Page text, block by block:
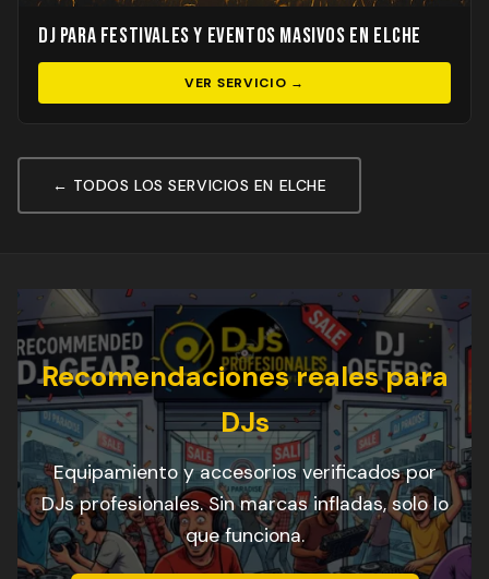
DJ para Festivales y Eventos Masivos en Elche
VER SERVICIO →
← TODOS LOS SERVICIOS EN ELCHE
Recomendaciones reales para
DJs
Equipamiento y accesorios verificados por
DJs profesionales. Sin marcas infladas, solo lo
que funciona.